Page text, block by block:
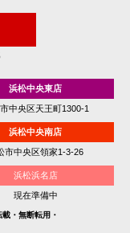
浜松中央東店
中央区天王町1300-1
浜松中央南店
市中央区領家1-3-26
浜松浜名店
現在準備中
・無断転用・